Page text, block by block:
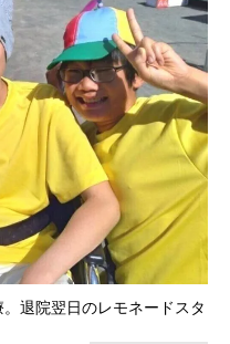
退院翌日のレモネードスタ